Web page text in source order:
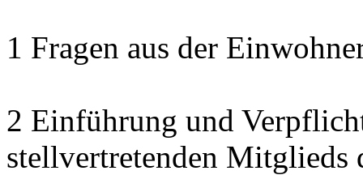
1 Fragen aus der
2 Einführung und
stellvertretenden Mitglieds